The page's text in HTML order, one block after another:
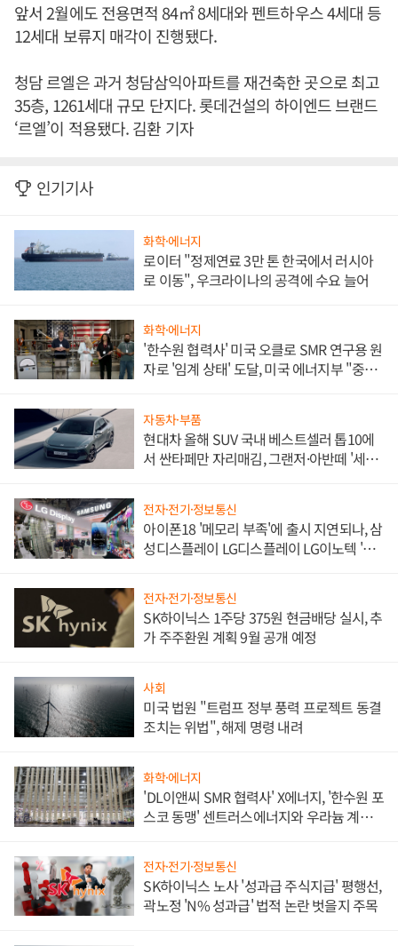
앞서 2월에도 전용면적 84㎡ 8세대와 펜트하우스 4세대 등
12세대 보류지 매각이 진행됐다.
청담 르엘은 과거 청담삼익아파트를 재건축한 곳으로 최고
35층, 1261세대 규모 단지다. 롯데건설의 하이엔드 브랜드
‘르엘’이 적용됐다. 김환 기자
인기기사
화학·에너지
로이터 "정제연료 3만 톤 한국에서 러시아
로 이동", 우크라이나의 공격에 수요 늘어
화학·에너지
'한수원 협력사' 미국 오클로 SMR 연구용 원
자로 '임계 상태' 도달, 미국 에너지부 "중요
자동차·부품
현대차 올해 SUV 국내 베스트셀러 톱10에
서 싼타페만 자리매김, 그랜저·아반떼 '세단
전자·전기·정보통신
아이폰18 '메모리 부족'에 출시 지연되나, 삼
성디스플레이 LG디스플레이 LG이노텍 '탈
전자·전기·정보통신
SK하이닉스 1주당 375원 현금배당 실시, 추
가 주주환원 계획 9월 공개 예정
사회
미국 법원 "트럼프 정부 풍력 프로젝트 동결
조치는 위법", 해제 명령 내려
화학·에너지
'DL이앤씨 SMR 협력사' X에너지, '한수원 포
스코 동맹' 센트러스에너지와 우라늄 계약
전자·전기·정보통신
SK하이닉스 노사 '성과급 주식지급' 평행선,
곽노정 'N% 성과급' 법적 논란 벗을지 주목